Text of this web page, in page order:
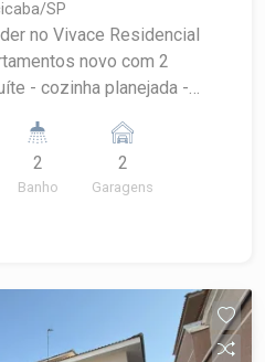
SP
no Vivace Residencial
novo com 2
- cozinha planejada -
-Varanda . -Sol da
2
Banho
2
Garagens